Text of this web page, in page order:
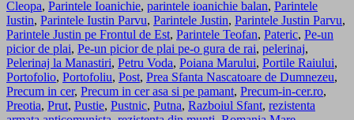
Cleopa, Parintele Ioanichie, parintele ioanichie balan, Parintele
Iustin, Parintele Iustin Parvu, Parintele Justin, Parintele Justin Parvu,
Parintele Justin pe Frontul de Est, Parintele Teofan, Pateric, Pe-un
picior de plai, Pe-un picior de plai pe-o gura de rai, pelerinaj,
Pelerinaj la Manastiri, Petru Voda, Poiana Marului, Portile Raiului,
Portofolio, Portofoliu, Post, Prea Sfanta Nascatoare de Dumnezeu,
Precum in cer, Precum in cer asa si pe pamant, Precum-in-cer.ro,
Preotia, Prut, Pustie, Pustnic, Putna, Razboiul Sfant, rezistenta